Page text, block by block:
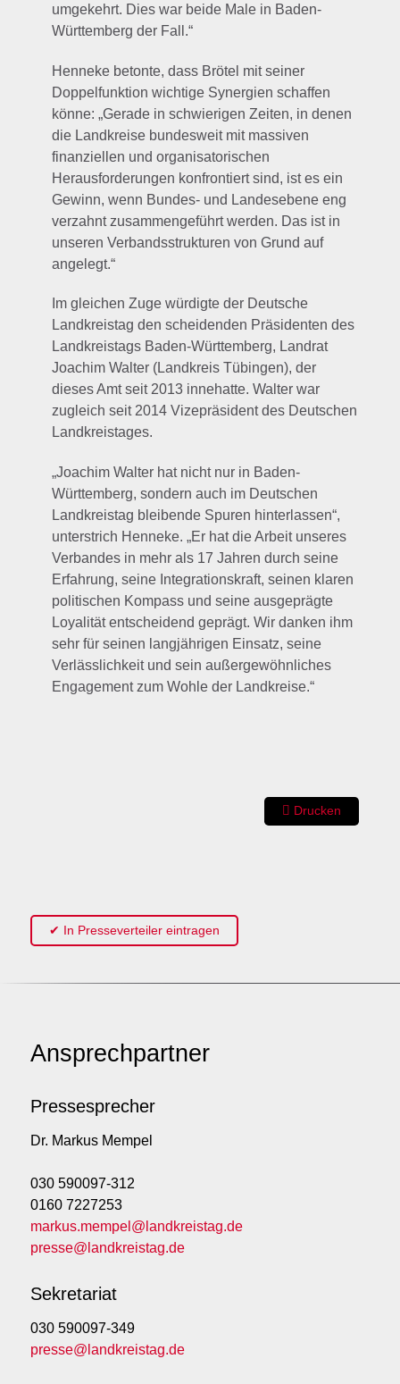
umgekehrt. Dies war beide Male in Baden-
Württemberg der Fall.“
Henneke betonte, dass Brötel mit seiner
Doppelfunktion wichtige Synergien schaffen
könne: „Gerade in schwierigen Zeiten, in denen
die Landkreise bundesweit mit massiven
finanziellen und organisatorischen
Herausforderungen konfrontiert sind, ist es ein
Gewinn, wenn Bundes- und Landesebene eng
verzahnt zusammengeführt werden. Das ist in
unseren Verbandsstrukturen von Grund auf
angelegt.“
Im gleichen Zuge würdigte der Deutsche
Landkreistag den scheidenden Präsidenten des
Landkreistags Baden-Württemberg, Landrat
Joachim Walter (Landkreis Tübingen), der
dieses Amt seit 2013 innehatte. Walter war
zugleich seit 2014 Vizepräsident des Deutschen
Landkreistages.
„Joachim Walter hat nicht nur in Baden-
Württemberg, sondern auch im Deutschen
Landkreistag bleibende Spuren hinterlassen“,
unterstrich Henneke. „Er hat die Arbeit unseres
Verbandes in mehr als 17 Jahren durch seine
Erfahrung, seine Integrationskraft, seinen klaren
politischen Kompass und seine ausgeprägte
Loyalität entscheidend geprägt. Wir danken ihm
sehr für seinen langjährigen Einsatz, seine
Verlässlichkeit und sein außergewöhnliches
Engagement zum Wohle der Landkreise.“
Drucken
✔ In Presseverteiler eintragen
Ansprechpartner
Pressesprecher
Dr. Markus Mempel
030 590097-312
0160 7227253
markus.mempel@landkreistag.de
presse@landkreistag.de
Sekretariat
030 590097-349
presse@landkreistag.de